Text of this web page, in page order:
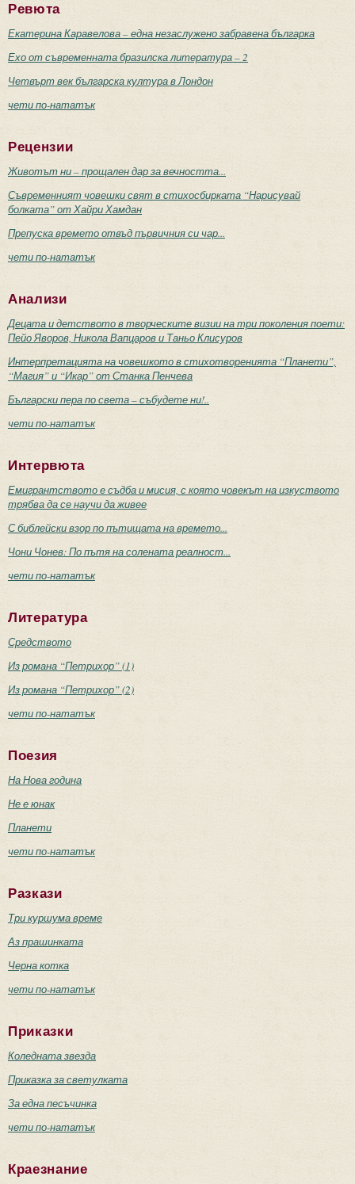
Ревюта
Екатерина Каравелова – една незаслужено забравена българка
Ехо от съвременната бразилска литература – 2
Четвърт век българска култура в Лондон
чети по-нататък
Рецензии
Животът ни – прощален дар за вечността...
Съвременният човешки свят в стихосбирката “Нарисувай
болката” от Хайри Хамдан
Препуска времето отвъд първичния си чар...
чети по-нататък
Анализи
Децата и детството в творческите визии на три поколения поети:
Пейо Яворов, Никола Вапцаров и Таньо Клисуров
Интерпретацията на човешкото в стихотворенията “Планети”,
“Магия” и “Икар” от Станка Пенчева
Български пера по света – събудете ни!..
чети по-нататък
Интервюта
Емигрантството е съдба и мисия, с която човекът на изкуството
трябва да се научи да живее
С библейски взор по пътищата на времето...
Чони Чонев: По пътя на солената реалност...
чети по-нататък
Литература
Средството
Из романа “Петрихор” (1)
Из романа “Петрихор” (2)
чети по-нататък
Поезия
На Нова година
Не е юнак
Планети
чети по-нататък
Разкази
Три куршума време
Аз прашинката
Черна котка
чети по-нататък
Приказки
Коледната звезда
Приказка за светулката
За една песъчинка
чети по-нататък
Краезнание